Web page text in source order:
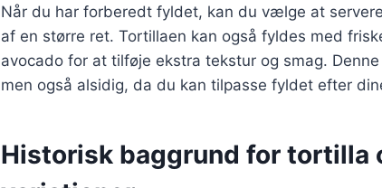
Når du har forberedt fyldet, kan du vælge at
af en større ret. Tortillaen kan også fyldes med
avocado for at tilføje ekstra tekstur og smag.
men også alsidig, da du kan tilpasse fyldet efter
Historisk baggrund for tortilla